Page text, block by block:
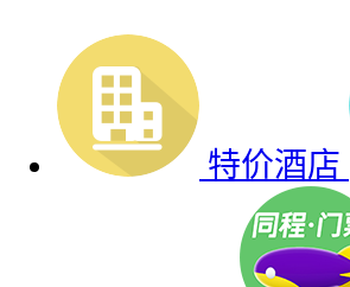
特价酒店